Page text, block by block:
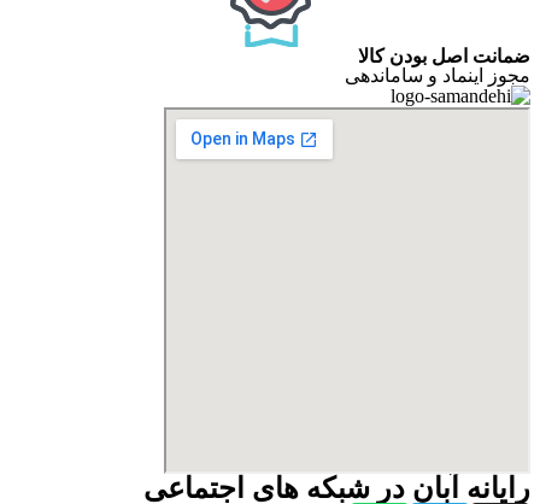
ضمانت اصل بودن کالا
مجوز اینماد و ساماندهی
رایانه آبان در شبکه های اجتماعی